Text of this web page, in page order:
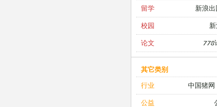
留学 新浪
校园
论文 778
其它类别
行业
中国猪网
公益